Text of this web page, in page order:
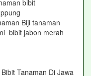
bibit
Biji tanaman
bibit jabon merah
Tanaman Di Jawa